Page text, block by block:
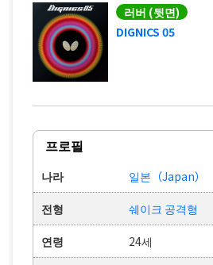
러버 (뒷면)
DIGNICS 05
프로필
나라 일본（Japan）
전형 쉐이크 공격형
연령 24세